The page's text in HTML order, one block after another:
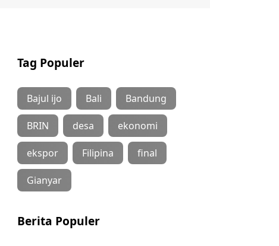
Tag Populer
Bajul ijo Bali Bandung
BRIN desa ekonomi
ekspor Filipina final
Gianyar
Berita Populer